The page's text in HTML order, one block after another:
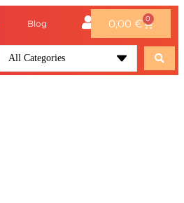
Blog 0,00 € 0
All Categories